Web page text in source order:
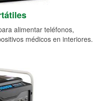
alimentar teléfonos,
médicos en interiores.